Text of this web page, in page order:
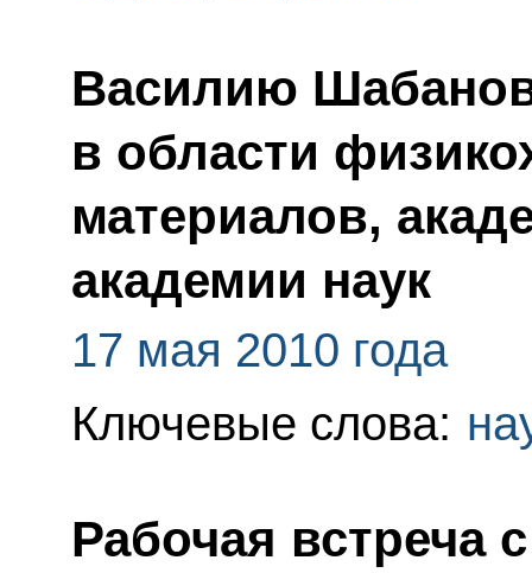
Василию
в области
материалов,
академии наук
17 мая 2010 года
Ключевые слова:
Рабочая встреча